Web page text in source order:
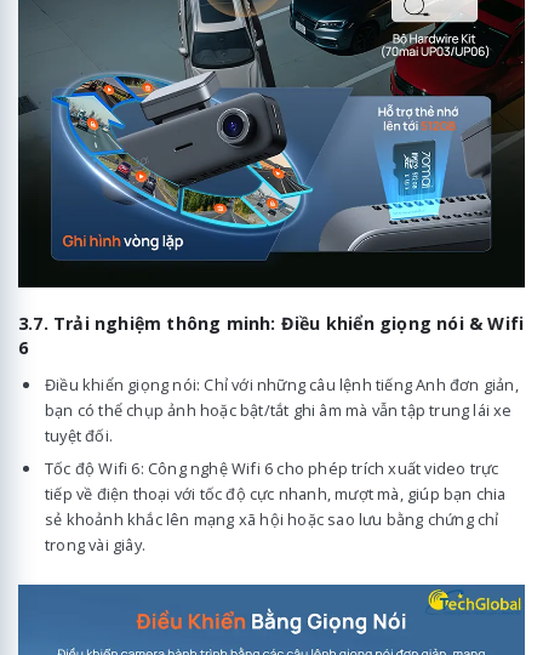
3.7. Trải nghiệm thông minh: Điều khiển giọng nói & Wifi
6
Điều khiển giọng nói: Chỉ với những câu lệnh tiếng Anh đơn giản,
bạn có thể chụp ảnh hoặc bật/tắt ghi âm mà vẫn tập trung lái xe
tuyệt đối.
Tốc độ Wifi 6: Công nghệ Wifi 6 cho phép trích xuất video trực
tiếp về điện thoại với tốc độ cực nhanh, mượt mà, giúp bạn chia
sẻ khoảnh khắc lên mạng xã hội hoặc sao lưu bằng chứng chỉ
trong vài giây.